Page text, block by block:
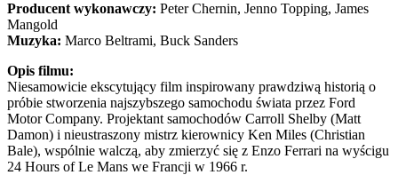
Producent wykonawczy: Peter Chernin, Jenno Topping, James
Mangold
Muzyka: Marco Beltrami, Buck Sanders
Opis filmu:
Niesamowicie ekscytujący film inspirowany prawdziwą historią o
próbie stworzenia najszybszego samochodu świata przez Ford
Motor Company. Projektant samochodów Carroll Shelby (Matt
Damon) i nieustraszony mistrz kierownicy Ken Miles (Christian
Bale), wspólnie walczą, aby zmierzyć się z Enzo Ferrari na wyścigu
24 Hours of Le Mans we Francji w 1966 r.